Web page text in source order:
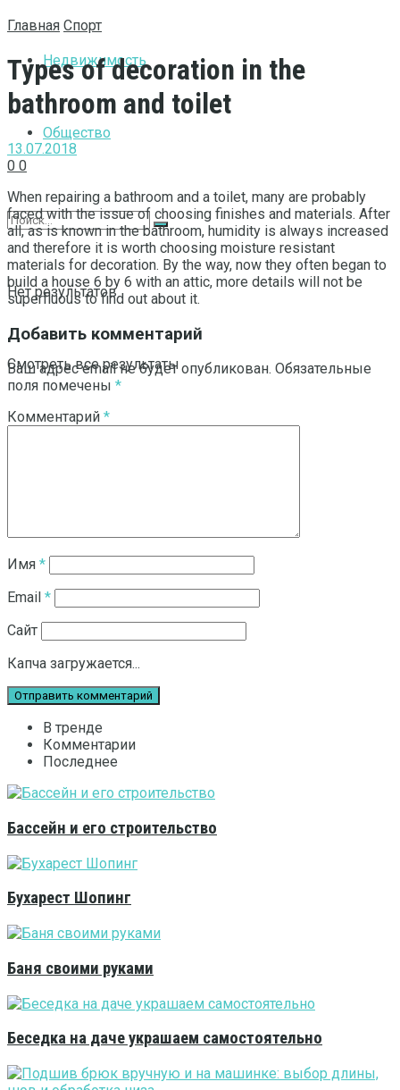
Недвижимость
Общество
Нет результатов
Смотреть все результаты
Главная Спорт
Types of decoration in the
bathroom and toilet
13.07.2018
0 0
When repairing a bathroom and a toilet, many are probably
faced with the issue of choosing finishes and materials. After
all, as is known in the bathroom, humidity is always increased
and therefore it is worth choosing moisture resistant
materials for decoration. By the way, now they often began to
build a house 6 by 6 with an attic, more details will not be
superfluous to find out about it.
Добавить комментарий
Ваш адрес email не будет опубликован. Обязательные
поля помечены *
Комментарий *
Имя *
Email *
Сайт
Капча загружается...
В тренде
Комментарии
Последнее
Бассейн и его строительство
Бухарест Шопинг
Баня своими руками
Беседка на даче украшаем самостоятельно